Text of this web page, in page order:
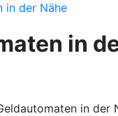
in der Nähe
in
in der